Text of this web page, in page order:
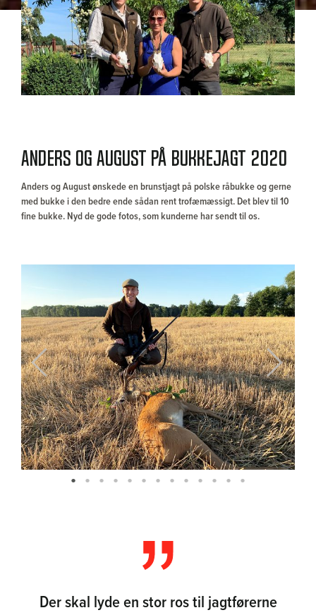
Anders og August på bukkejagt 2020
Anders og August ønskede en brunstjagt på polske råbukke og gerne
med bukke i den bedre ende sådan rent trofæmæssigt. Det blev til 10
fine bukke. Nyd de gode fotos, som kunderne har sendt til os.
Previous Next
Der skal lyde en stor ros til jagtførerne